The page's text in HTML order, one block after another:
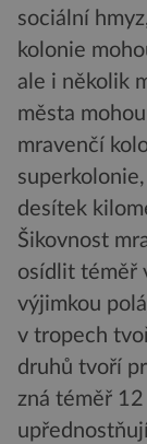
sociální
kolonie
ale i několik
města
mravenčí
desítek
Šikovnost
osídlit téměř
výjimkou
v tropech
druhů tvoří
zná téměř